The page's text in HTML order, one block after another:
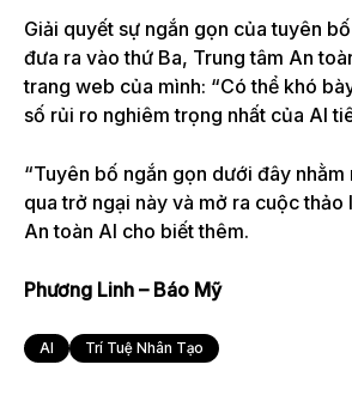
Giải quyết sự ngắn gọn của tuyên
đưa ra vào thứ Ba, Trung tâm An
trang web của mình: “Có thể khó
số rủi ro nghiêm trọng nhất của AI
“Tuyên bố ngắn gọn dưới đây
qua trở ngại này và mở ra cuộc thảo
An toàn AI cho biết thêm.
Phương Linh – Báo Mỹ
AI Trí Tuệ Nhân Tạo